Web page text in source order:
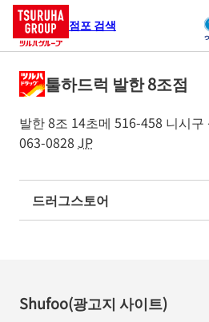
점포 검색
툴하드럭 발한 8조점
발한 8조 14초메 516-458 니시구
063-0828 JP
드러그스토어
Shufoo(광고지 사이트)